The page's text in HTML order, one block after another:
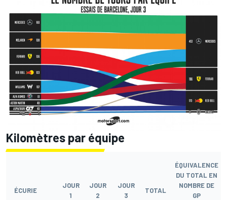
Kilomètres par équipe
ÉCURIE
JOUR
1
JOUR
2
JOUR
3
TOTAL
ÉQUIVALENCE
DU TOTAL EN
NOMBRE DE
GP